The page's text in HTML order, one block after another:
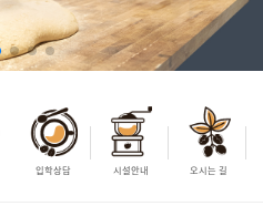
입학상담 시설안내 오시는 길